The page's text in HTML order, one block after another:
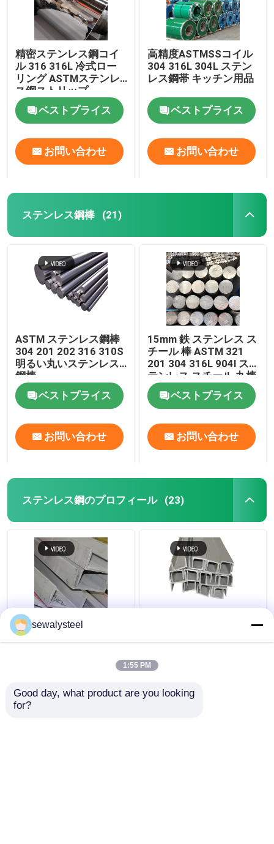
精密ステンレス鋼コイ
ル 316 316L 冷式ロー
リング ASTMステンレ
ス鋼ストリップ
ベストプライス
お問い合わせ
高精度ASTMSSコイル
304 316L 304L ステン
レス鋼帯 キッチン用品
ベストプライス
お問い合わせ
ステンレス鋼棒 (21)
ASTM ステンレス鋼棒
304 201 202 316 310S
明るい丸いステンレス
鋼棒
ベストプライス
お問い合わせ
15mm 鉄 ステンレス ス
チール 棒 ASTM 321
201 304 316L 904l ス
テンレス スチール 丸棒
ベストプライス
お問い合わせ
ステンレス鋼のプロフィール (23)
410 430 904L 409L
310s ステンレス・スチ
ダーメイド 丸い平面バ
304 304l 316 316l ステ
sewalysteel
1:55 PM
Good day, what product are you looking
for?